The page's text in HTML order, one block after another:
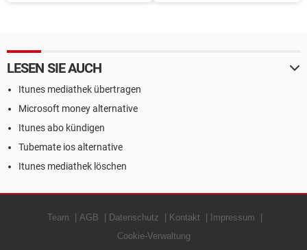
LESEN SIE AUCH
Itunes mediathek übertragen
Microsoft money alternative
Itunes abo kündigen
Tubemate ios alternative
Itunes mediathek löschen
Team AGB Datenschutz Kontakt
Impressum
Cookie-Verwaltung